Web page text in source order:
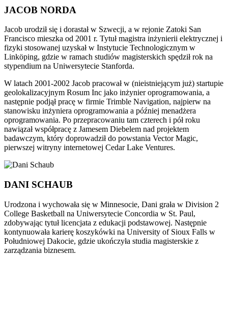
JACOB NORDA
Jacob urodził się i dorastał w Szwecji, a w rejonie Zatoki San
Francisco mieszka od 2001 r. Tytuł magistra inżynierii elektrycznej i
fizyki stosowanej uzyskał w Instytucie Technologicznym w
Linköping, gdzie w ramach studiów magisterskich spędził rok na
stypendium na Uniwersytecie Stanforda.
W latach 2001-2002 Jacob pracował w (nieistniejącym już) startupie
geolokalizacyjnym Rosum Inc jako inżynier oprogramowania, a
następnie podjął pracę w firmie Trimble Navigation, najpierw na
stanowisku inżyniera oprogramowania a później menadżera
oprogramowania. Po przepracowaniu tam czterech i pół roku
nawiązał współpracę z Jamesem Diebelem nad projektem
badawczym, który doprowadził do powstania Vector Magic,
pierwszej witryny internetowej Cedar Lake Ventures.
DANI SCHAUB
Urodzona i wychowała się w Minnesocie, Dani grała w Division 2
College Basketball na Uniwersytecie Concordia w St. Paul,
zdobywając tytuł licencjata z edukacji podstawowej. Następnie
kontynuowała karierę koszykówki na University of Sioux Falls w
Południowej Dakocie, gdzie ukończyła studia magisterskie z
zarządzania biznesem.